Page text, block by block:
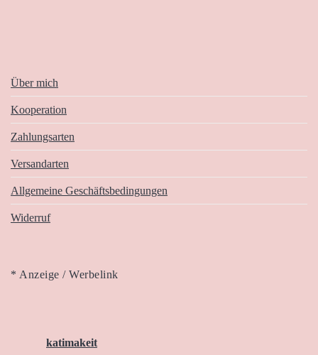
Über mich
Kooperation
Zahlungsarten
Versandarten
Allgemeine Geschäftsbedingungen
Widerruf
* Anzeige / Werbelink
katimakeit